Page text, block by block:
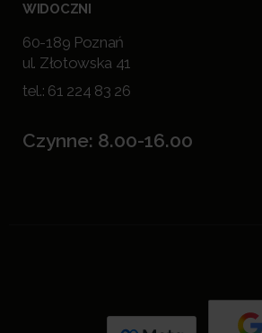
WIDOCZNI
60-189 Poznań
ul. Złotowska 41
tel.: 61 224 83 26
Czynne: 8.00-16.00